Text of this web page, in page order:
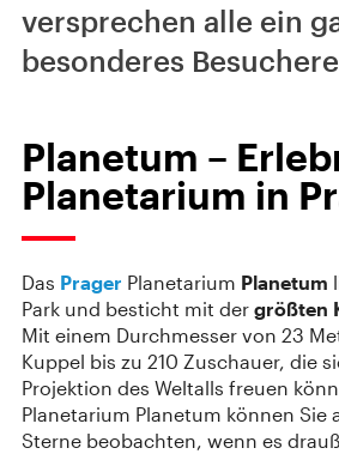
versprechen alle ein
besonderes
Planetum –
Planetarium in
Das Prager Planetarium Planetum
Park und besticht mit der größten
Mit einem Durchmesser von 23
Kuppel bis zu 210 Zuschauer, die
Projektion des Weltalls freuen
Planetarium Planetum können Sie
Sterne beobachten, wenn es